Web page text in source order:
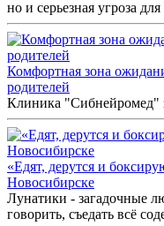
но и серьезная угроза
Комфортная зона
родителей
Клиника "Сибнейромед"
«Едят, дерутся и
Новосибирске
Лунатики - загадочные
говорить, съедать всё